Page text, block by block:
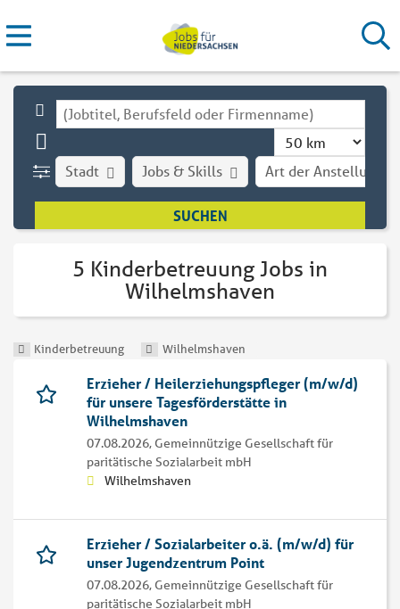
Stadt Art der Anstellung
Jobs & Skills
5 Kinderbetreuung Jobs in
Wilhelmshaven
Kinderbetreuung Wilhelmshaven
Erzieher / Heilerziehungspfleger (m/w/d)
für unsere Tagesförderstätte in
Wilhelmshaven
07.08.2026, Gemeinnützige Gesellschaft für
paritätische Sozialarbeit mbH
Wilhelmshaven
Erzieher / Sozialarbeiter o.ä. (m/w/d) für
unser Jugendzentrum Point
07.08.2026, Gemeinnützige Gesellschaft für
paritätische Sozialarbeit mbH